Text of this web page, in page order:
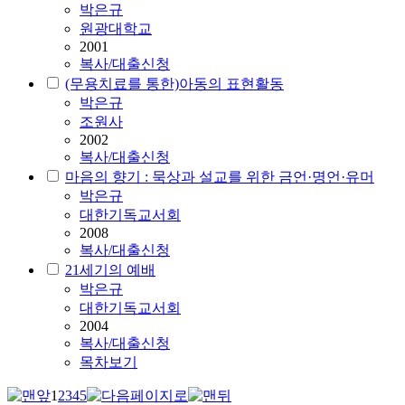
박은규
원광대학교
2001
복사/대출신청
(무용치료를 통한)아동의 표현활동
박은규
조원사
2002
복사/대출신청
마음의 향기 : 묵상과 설교를 위한 금언·명언·유머
박은규
대한기독교서회
2008
복사/대출신청
21세기의 예배
박은규
대한기독교서회
2004
복사/대출신청
목차보기
12345